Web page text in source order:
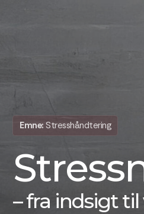
Emne: Stresshåndtering
– fra indsigt